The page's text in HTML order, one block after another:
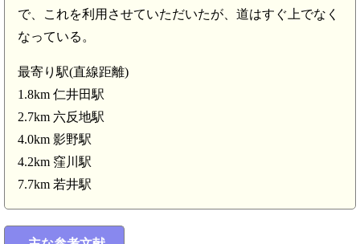
で、これを利用させていただいたが、道はすぐ上でなく
なっている。
最寄り駅(直線距離)
1.8km 仁井田駅
2.7km 六反地駅
4.0km 影野駅
4.2km 窪川駅
7.7km 若井駅
土佐 川ノ内城(5.4km)